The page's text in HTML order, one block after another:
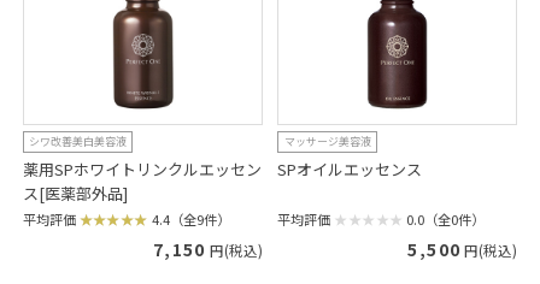
シワ改善美白美容液
薬用SPホワイトリンクルエッセン
ス[医薬部外品]
平均評価 4.4（全9件）
7,150 円(税込)
マッサージ美容液
SPオイルエッセンス
平均評価 0.0（全0件）
5,500 円(税込)